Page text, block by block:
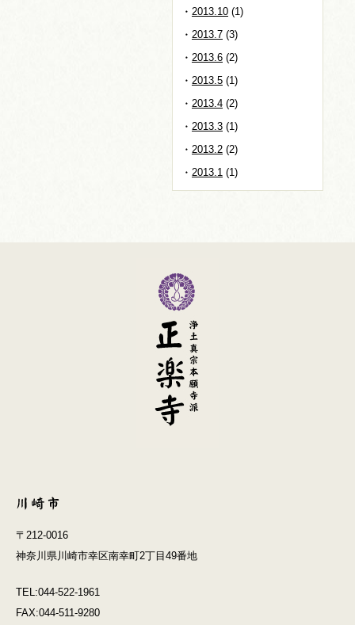
2013.10 (1)
2013.7 (3)
2013.6 (2)
2013.5 (1)
2013.4 (2)
2013.3 (1)
2013.2 (2)
2013.1 (1)
〒212-0016
神奈川県川崎市幸区南幸町2丁目49番地
TEL:044-522-1961
FAX:044-511-9280